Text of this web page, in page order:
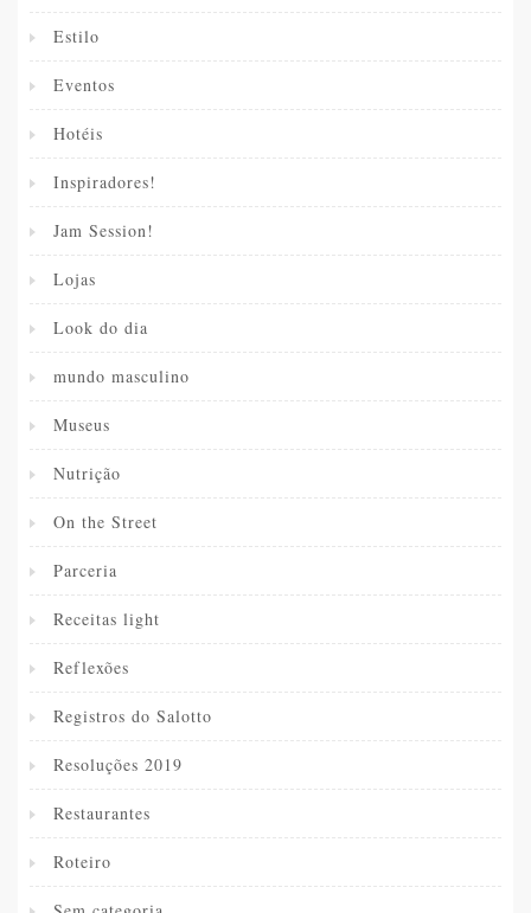
Estilo
Eventos
Hotéis
Inspiradores!
Jam Session!
Lojas
Look do dia
mundo masculino
Museus
Nutrição
On the Street
Parceria
Receitas light
Reflexões
Registros do Salotto
Resoluções 2019
Restaurantes
Roteiro